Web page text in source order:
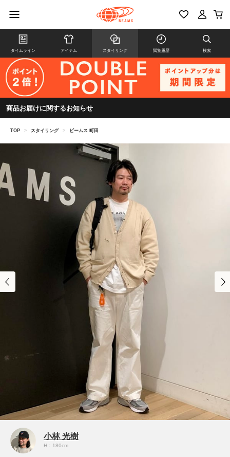
タイムライン アイテム スタイリング 閲覧履歴 検索
商品お届けに関するお知らせ
TOP > スタイリング > ビームス 町田
小林 光樹
H：180cm